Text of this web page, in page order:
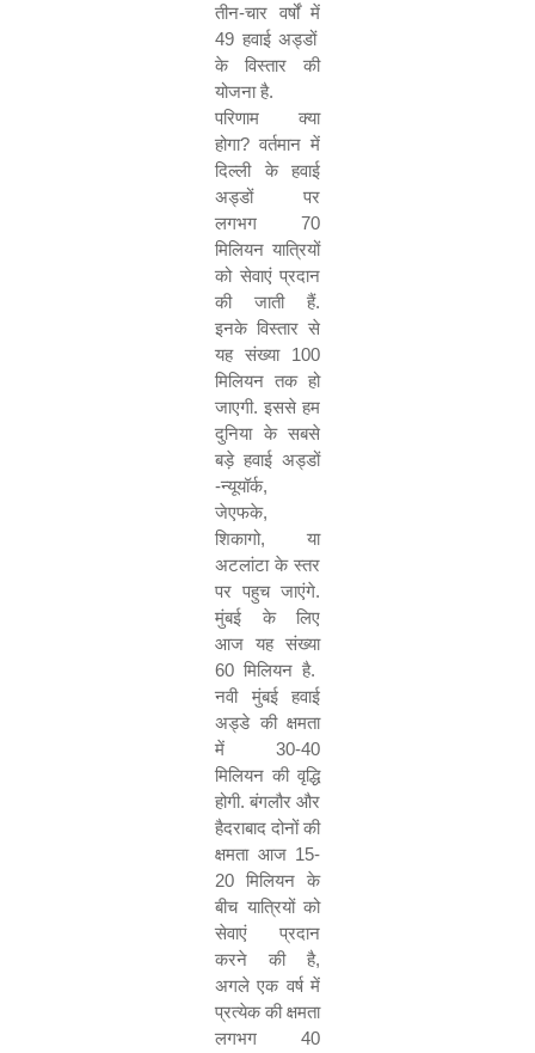
तीन-चार वर्षों में
49 हवाई अड्डों
के
विस्तार
की
योजना है.
परिणाम
क्या
होगा? वर्तमान में
दिल्ली
के
हवाई
अड्डों
पर
लगभग 70
मिलियन यात्रियों
को सेवाएं प्रदान
की
जाती हैं.
इनके विस्तार से
यह संख्या100
मिलियन तक हो
जाएगी. इससे हम
दुनिया के सबसे
बड़े हवाई अड्डों
-न्यूयॉर्क,
जेएफके,
शिकागो, या
अटलांटा के स्तर
पर पहुच जाएंगे.
मुंबई
के
लिए
आज यह संख्या
60 मिलियन है.
नवी
मुंबई
हवाई
अड्डे की क्षमता
में
30-40
मिलियन की वृद्धि
होगी. बंगलौर और
हैदराबाद दोनों की
क्षमता आज15-
20 मिलियन के
बीच यात्रियों को
सेवाएं
प्रदान
करने
की है,
अगले एक वर्ष में
प्रत्येक की क्षमता
लगभग 40